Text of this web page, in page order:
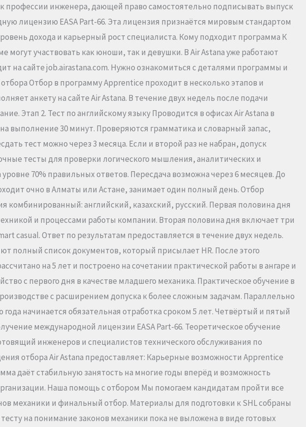
профессии инженера, дающей право самостоятельно подписывать выпуск
лицензию EASA Part-66. Эта лицензия признаётся мировым стандартом
дохода и карьерный рост специалиста. Кому подходит программа К
участвовать как юноши, так и девушки. В Air Astana уже работают
на сайте job.airastana.com. Нужно ознакомиться с деталями программы и
Отбор в программу Apprentice проходит в несколько этапов и
анкету на сайте Air Astana. В течение двух недель после подачи
Этап 2. Тест по английскому языку Проводится в офисах Air Astana в
выполнение 30 минут. Проверяются грамматика и словарный запас,
тест можно через 3 месяца. Если и второй раз не набран, допуск
тесты для проверки логического мышления, аналитических и
70% правильных ответов. Пересдача возможна через 6 месяцев. До
очно в Алматы или Астане, занимает один полный день. Отбор
комбинированный: английский, казахский, русский. Первая половина дня
и процессами работы компании. Вторая половина дня включает три
casual. Ответ по результатам предоставляется в течение двух недель.
полный список документов, который присылает HR. После этого
на 5 лет и построено на сочетании практической работы в ангаре и
с первого дня в качестве младшего механика. Практическое обучение в
с расширением допуска к более сложным задачам. Параллельно
начинается обязательная отработка сроком 5 лет. Четвёртый и пятый
международной лицензии EASA Part-66. Теоретическое обучение
инженеров и специалистов технического обслуживания по
отбора Air Astana предоставляет: Карьерные возможности Apprentice
даёт стабильную занятость на многие годы вперёд и возможность
Наша помощь с отбором Мы помогаем кандидатам пройти все
механики и финальный отбор. Материалы для подготовки к SHL собраны
на понимание законов механики пока не выложена в виде готовых